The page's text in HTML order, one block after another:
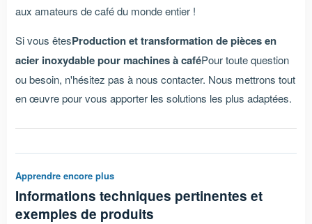
aux amateurs de café du monde entier !
Si vous êtesProduction et transformation de pièces en
acier inoxydable pour machines à caféPour toute question
ou besoin, n'hésitez pas à nous contacter. Nous mettrons tout
en œuvre pour vous apporter les solutions les plus adaptées.
Apprendre encore plus
Informations techniques pertinentes et
exemples de produits